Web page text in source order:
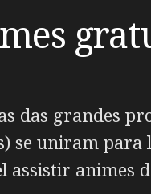
das grandes
se uniram
assistir animes